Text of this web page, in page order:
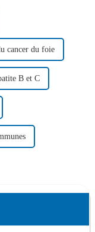
cancer du foie
B et C